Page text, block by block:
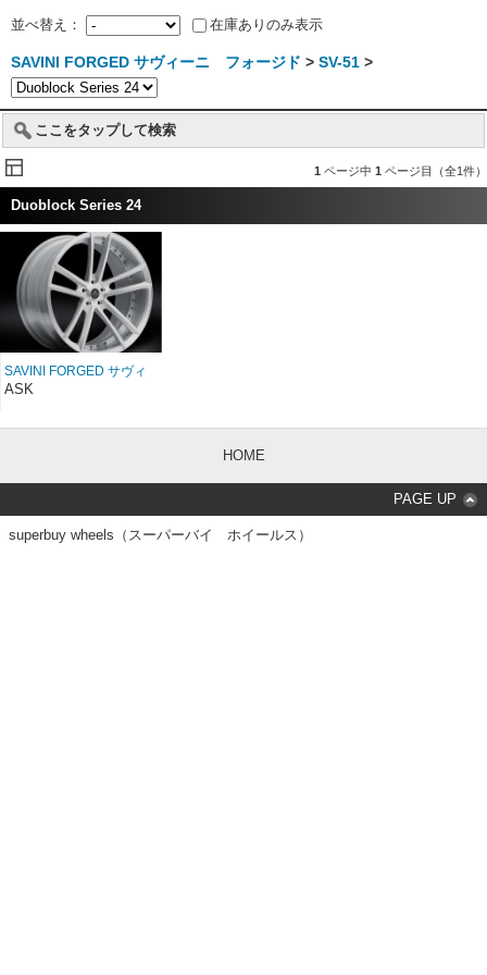
並べ替え： 在庫ありのみ表示
SAVINI FORGED サヴィーニ フォージド > SV-51 >
ここをタップして検索
1 ページ中 1 ページ目（全1件）
Duoblock Series 24
SAVINI FORGED サヴィ
ーニ フォージド
ASK
HOME
PAGE UP
superbuy wheels（スーパーバイ ホイールス）